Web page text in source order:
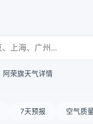
阿荣旗天气详情
7天预报 空气质